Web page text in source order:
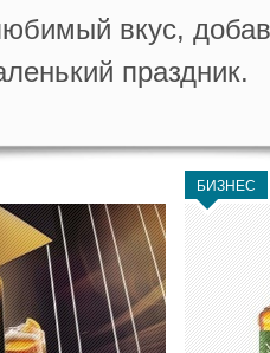
вкус,
праздник.
БИЗНЕС